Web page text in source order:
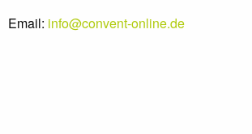
Email: info@convent-online.de